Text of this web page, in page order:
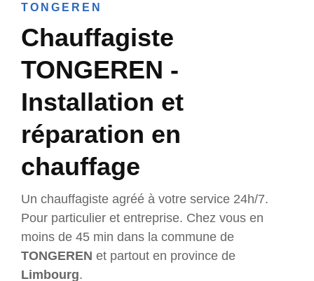
TONGEREN
Chauffagiste
TONGEREN -
Installation et
réparation en
chauffage
Un chauffagiste agréé à votre service 24h/7.
Pour particulier et entreprise. Chez vous en
moins de 45 min dans la commune de
TONGEREN et partout en province de
Limbourg.